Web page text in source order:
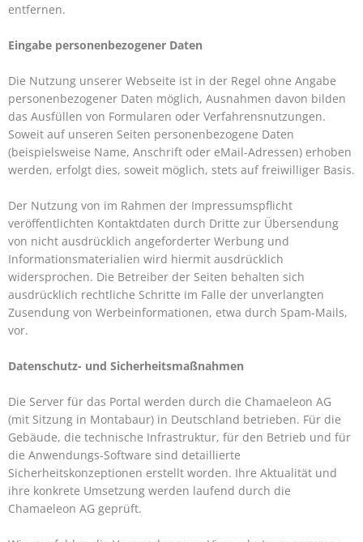
entfernen.
Eingabe personenbezogener Daten
Die Nutzung unserer Webseite ist in der Regel ohne Angabe
personenbezogener Daten möglich, Ausnahmen davon bilden
das Ausfüllen von Formularen oder Verfahrensnutzungen.
Soweit auf unseren Seiten personenbezogene Daten
(beispielsweise Name, Anschrift oder eMail-Adressen) erhoben
werden, erfolgt dies, soweit möglich, stets auf freiwilliger Basis.
Der Nutzung von im Rahmen der Impressumspflicht
veröffentlichten Kontaktdaten durch Dritte zur Übersendung
von nicht ausdrücklich angeforderter Werbung und
Informationsmaterialien wird hiermit ausdrücklich
widersprochen. Die Betreiber der Seiten behalten sich
ausdrücklich rechtliche Schritte im Falle der unverlangten
Zusendung von Werbeinformationen, etwa durch Spam-Mails,
vor.
Datenschutz- und Sicherheitsmaßnahmen
Die Server für das Portal werden durch die Chamaeleon AG
(mit Sitzung in Montabaur) in Deutschland betrieben. Für die
Gebäude, die technische Infrastruktur, für den Betrieb und für
die Anwendungs-Software sind detaillierte
Sicherheitskonzeptionen erstellt worden. Ihre Aktualität und
ihre konkrete Umsetzung werden laufend durch die
Chamaeleon AG geprüft.